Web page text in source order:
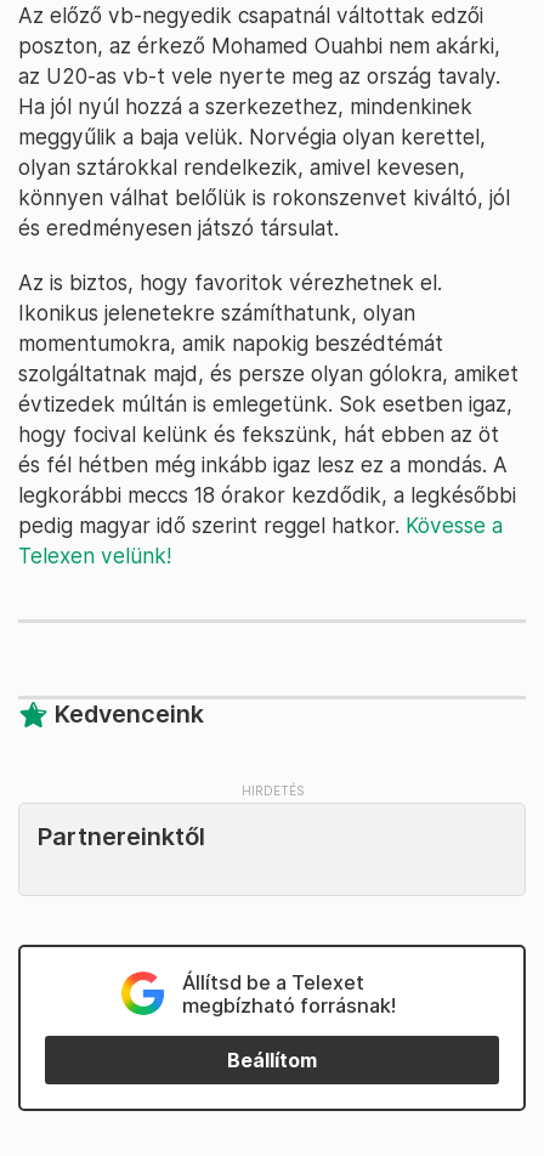
Az előző vb-negyedik csapatnál váltottak edzői
poszton, az érkező Mohamed Ouahbi nem akárki,
az U20-as vb-t vele nyerte meg az ország tavaly.
Ha jól nyúl hozzá a szerkezethez, mindenkinek
meggyűlik a baja velük. Norvégia olyan kerettel,
olyan sztárokkal rendelkezik, amivel kevesen,
könnyen válhat belőlük is rokonszenvet kiváltó, jól
és eredményesen játszó társulat.
Az is biztos, hogy favoritok vérezhetnek el.
Ikonikus jelenetekre számíthatunk, olyan
momentumokra, amik napokig beszédtémát
szolgáltatnak majd, és persze olyan gólokra, amiket
évtizedek múltán is emlegetünk. Sok esetben igaz,
hogy focival kelünk és fekszünk, hát ebben az öt
és fél hétben még inkább igaz lesz ez a mondás. A
legkorábbi meccs 18 órakor kezdődik, a legkésőbbi
pedig magyar idő szerint reggel hatkor. Kövesse a
Telexen velünk!
Kedvenceink
Partnereinktől
Állítsd be a Telexet
megbízható forrásnak!
Beállítom